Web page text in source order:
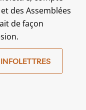
des Assemblées
de façon